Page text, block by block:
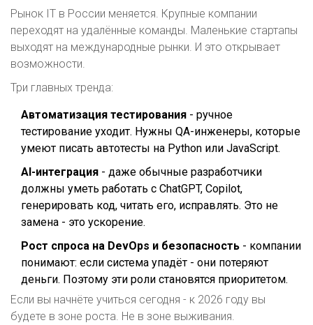
Рынок IT в России меняется. Крупные компании
переходят на удалённые команды. Маленькие стартапы
выходят на международные рынки. И это открывает
возможности.
Три главных тренда:
Автоматизация тестирования - ручное
тестирование уходит. Нужны QA-инженеры, которые
умеют писать автотесты на Python или JavaScript.
AI-интеграция - даже обычные разработчики
должны уметь работать с ChatGPT, Copilot,
генерировать код, читать его, исправлять. Это не
замена - это ускорение.
Рост спроса на DevOps и безопасность - компании
понимают: если система упадёт - они потеряют
деньги. Поэтому эти роли становятся приоритетом.
Если вы начнёте учиться сегодня - к 2026 году вы
будете в зоне роста. Не в зоне выживания.